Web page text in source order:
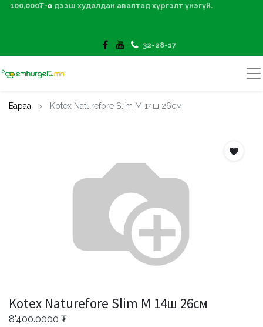
100,000₮-өөс дээш худалдан авалтад хүргэлт үнэгүй.
32-28-17
Бараа Kotex Naturefore Slim M 14ш 26см
Kotex Naturefore Slim M 14ш 26см
8'400.0000 ₮